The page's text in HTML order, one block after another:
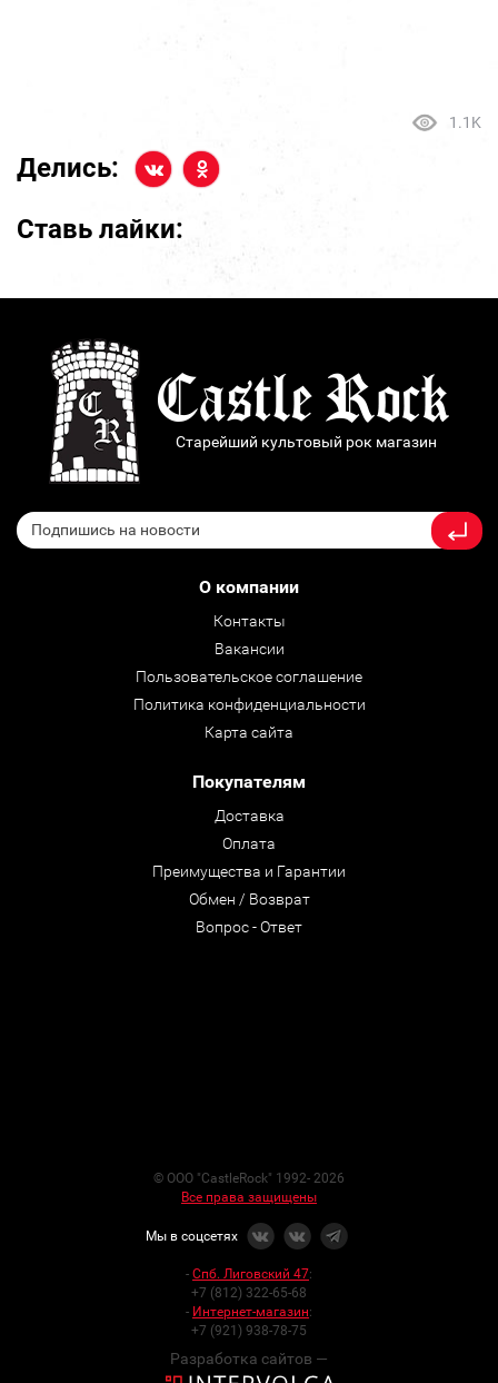
1.1K
Делись:
Ставь лайки:
Старейший культовый рок магазин
О компании
Контакты
Вакансии
Пользовательское соглашение
Политика конфиденциальности
Карта сайта
Покупателям
Доставка
Оплата
Преимущества и Гарантии
Обмен / Возврат
Вопрос - Ответ
© ООО "CastleRock" 1992- 2026
Все права защищены
Мы в соцсетях
- Спб. Лиговский 47:
+7 (812) 322-65-68
- Интернет-магазин:
+7 (921) 938-78-75
Разработка сайтов —